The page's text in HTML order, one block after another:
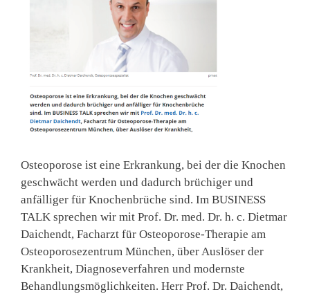
Osteoporose ist eine Erkrankung, bei der die Knochen
geschwächt werden und dadurch brüchiger und
anfälliger für Knochenbrüche sind. Im BUSINESS
TALK sprechen wir mit Prof. Dr. med. Dr. h. c. Dietmar
Daichendt, Facharzt für Osteoporose-Therapie am
Osteoporosezentrum München, über Auslöser der
Krankheit, Diagnoseverfahren und modernste
Behandlungsmöglichkeiten. Herr Prof. Dr. Daichendt,